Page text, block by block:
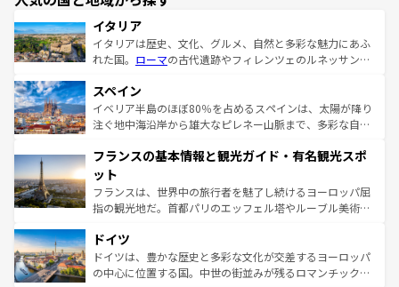
イタリア
イタリアは歴史、文化、グルメ、自然と多彩な魅力にあふ
れた国。 ローマの古代遺跡やフィレンツェのルネッサンス
ろん、トスカーナの美しい田園風景やアマルフィ海岸の絶
景など、自然景観も見逃せない。観光の合間には、本場の
ピザやパスタなど、絶品のイタリア料理を堪能することも
ませてくれるイタリアで、忘れられない旅をしてみよう！
なお、新着のイタリア情報は
しい。
スペイン
イベリア半島のほぼ80％を占めるスペインは、太陽が降り
注ぐ地中海沿岸から雄大なピレネー山脈まで、多彩な自然
文化が根付くこの国では、情熱的なフラメンコ、熱気あふ
れる闘牛、そして美味しいタパスが生活の一部となってい
る。首都マドリードの洗練された雰囲気や、バルセロナの
アートに溢れた街角から、地方では古代ローマ遺跡や中世
せる。地方によって風土や気候が異なるスペインはその個
性で訪れる人を魅了する。 なお、新着のスペイン情報は コ
ンテンツ一覧を参照してほしい。
フランスの基本情報と観光ガイド・有名観光スポ
ット
フランスは、世界中の旅行者を魅了し続けるヨーロッパ屈
指の観光地だ。首都パリのエッフェル塔やルーブル美術館
で、幅広い魅力が詰まっている。華麗な宮殿、歴史的な大
聖堂、美しいビーチ、そして豊かな自然が、訪れる者を心
から魅了する。また、フランスは美食の国としても知ら
ドイツ
ドイツは、豊かな歴史と多彩な文化が交差するヨーロッパ
の中心に位置する国。中世の街並みが残るロマンチック街